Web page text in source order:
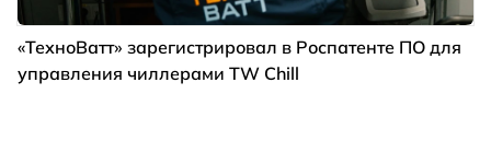
«ТехноВатт» зарегистрировал в Роспатенте ПО для
управления чиллерами TW Chill